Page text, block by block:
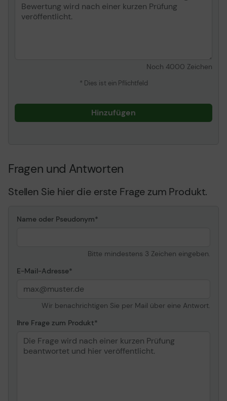
Noch 4000 Zeichen
* Dies ist ein Pflichtfeld
Hinzufügen
Fragen und Antworten
Stellen Sie hier die erste Frage zum Produkt.
Name oder Pseudonym
Bitte mindestens 3 Zeichen eingeben.
E-Mail-Adresse
Wir benachrichtigen Sie per Mail über eine Antwort.
Ihre Frage zum Produkt